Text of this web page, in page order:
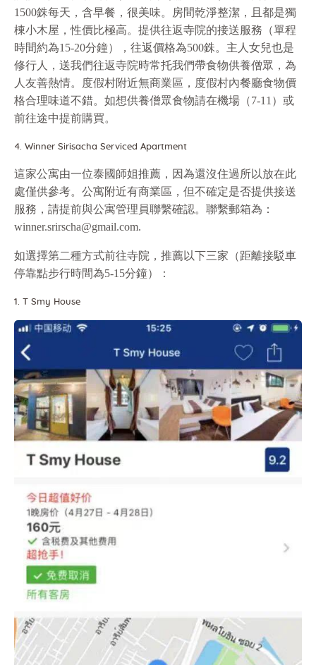
1500銖每天，含早餐，很美味。房間乾淨整潔，且都是獨
棟小木屋，性價比極高。提供往返寺院的接送服務（單程
時間約為15-20分鐘），往返價格為500銖。主人女兒也是
修行人，送我們往返寺院時常托我們帶食物供養僧眾，為
人友善熱情。度假村附近無商業區，度假村內餐廳食物價
格合理味道不錯。如想供養僧眾食物請在機場（7-11）或
前往途中提前購買。
4. Winner Sirisacha Serviced Apartment
這家公寓由一位泰國師姐推薦，因為還沒住過所以放在此
處僅供參考。公寓附近有商業區，但不確定是否提供接送
服務，請提前與公寓管理員聯繫確認。聯繫郵箱為：
winner.srirscha@gmail.com.
如選擇第二種方式前往寺院，推薦以下三家（距離接駁車
停靠點步行時間為5-15分鐘）：
1. T Smy House